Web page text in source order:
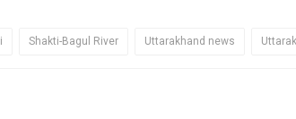
Shakti-Bagul River Uttarakhand news